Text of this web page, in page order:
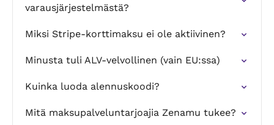
varausjärjestelmästä?
Miksi Stripe-korttimaksu ei ole aktiivinen?
Minusta tuli ALV-velvollinen (vain EU:ssa)
Kuinka luoda alennuskoodi?
Mitä maksupalveluntarjoajia Zenamu tukee?